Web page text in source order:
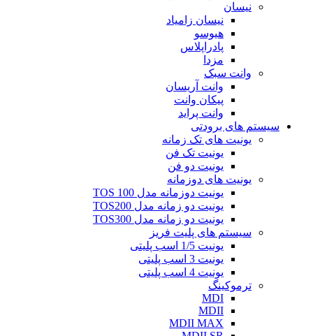
نیسان
نیسان زامیاد
هیوسو
پادراپلاس
مزدا
وانت سبک
وانت آریسان
پیکان وانت
وانت پراید
سیستم های برودتی
یونیت های تک زمانه
یونیت تک فن
یونیت دو فن
یونیت های دوزمانه
یونیت دوزمانه مدل TOS 100
یونیت دو زمانه مدل TOS200
یونیت دو زمانه مدل TOS300
سیستم های پلیت فریز
یونیت 1/5 اسب پلیتی
یونیت 3 اسب پلیتی
یونیت 4 اسب پلیتی
ترموکینگ
MDI
MDII
MDII MAX